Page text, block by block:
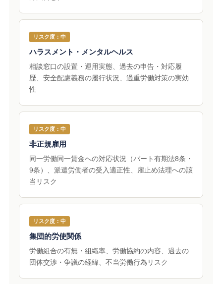
リスク度：中
ハラスメント・メンタルヘルス
相談窓口の設置・運用実態、過去の申告・対応履
歴、安全配慮義務の履行状況、過重労働対策の実効
性
リスク度：中
非正規雇用
同一労働同一賃金への対応状況（パート有期法8条・
9条）、派遣労働者の受入適正性、雇止め法理への該
当リスク
リスク度：中
集団的労使関係
労働組合の有無・組織率、労働協約の内容、過去の
団体交渉・争議の経緯、不当労働行為リスク